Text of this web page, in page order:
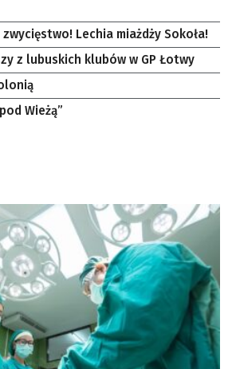
Lechia miażdży Sokoła!
z lubuskich klubów w GP Łotwy
Wieżą”